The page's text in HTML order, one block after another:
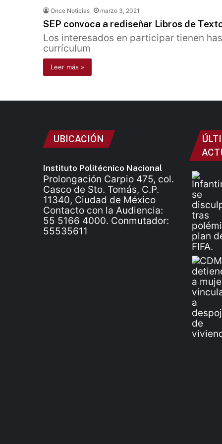
Once Noticias marzo 3, 2021
SEP convoca a rediseñar Libros de
Los interesados en participar tienen
currículum
Leer más »
UBICACIÓN
Instituto Politécnico Nacional
Prolongación Carpio 475, col.
Casco de Sto. Tomás, C.P.
11340, Ciudad de México
Contacto con la Audiencia:
55 5166 4000. Conmutador:
55535611